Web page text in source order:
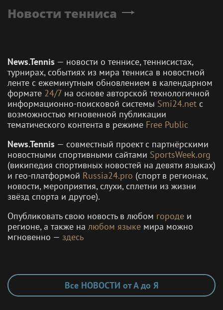
Новости тенниса
News.Tennis — новости о теннисе, теннисистах,
турнирах, событиях из мира тенниса в новостной
ленте с ежеминутным обновлением в календарном
формате 24/7 на основе авторской технологичной
информационно-поисковой системы Smi24.net с
возможностью мгновенной публикации
тематического контента в режиме Free Public
News.Tennis — совместный проект с партнёрскими
новостными спортивными сайтами SportsWeek.org
(википедия спортивных новостей на девяти языках)
и гео-платформой Russia24.pro (спорт в регионах,
новости, мероприятия, слухи, сплетни из жизни
звёзд спорта и другое).
Опубликовать свою новость в любом городе и
регионе, а также на любом языке мира можно
мгновенно — здесь
Все НОВОСТИ от А до Я